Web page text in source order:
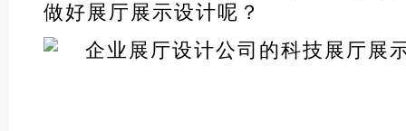
做好展厅展示设计呢？